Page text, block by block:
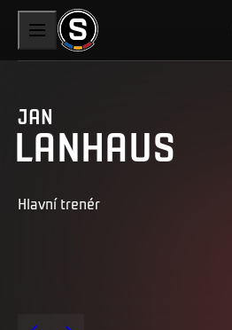
JAN
LANHAUS
Hlavní trenér